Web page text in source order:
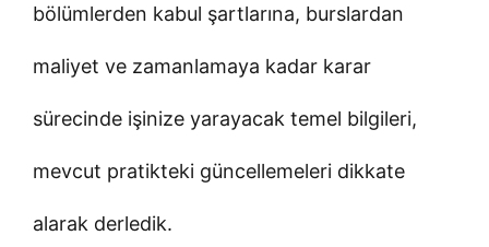
bölümlerden kabul şartlarına, burslardan
maliyet ve zamanlamaya kadar karar
sürecinde işinize yarayacak temel bilgileri,
mevcut pratikteki güncellemeleri dikkate
alarak derledik.